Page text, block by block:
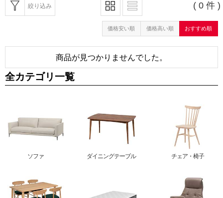
絞り込み ( 0 件 )
価格安い順 価格高い順 おすすめ順
商品が見つかりませんでした。
全カテゴリ一覧
ソファ ダイニングテーブル チェア・椅子